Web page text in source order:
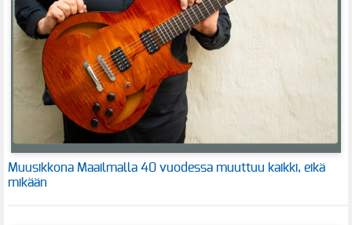
Muusikkona Maailmalla 40 vuodessa muuttuu kaikki, eikä
mikään